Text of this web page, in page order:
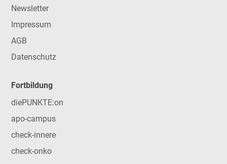
Newsletter
Impressum
AGB
Datenschutz
Fortbildung
diePUNKTE:on
apo-campus
check-innere
check-onko